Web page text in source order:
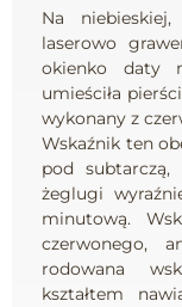
Na
laserowo
okienko daty
umieściła
wykonany z
Wskaźnik ten
pod
żeglugi
minutową.
czerwonego,
rodowana
kształtem